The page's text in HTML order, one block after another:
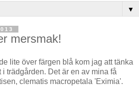
▼
mersmak!
lite över färgen blå kom jag att tänka
trädgården. Det är en av mina få
clematis macropetala 'Eximia'.